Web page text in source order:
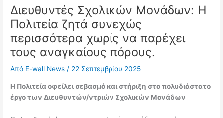
Διευθυντές Σχολικών Μονάδων: Η
Πολιτεία ζητά συνεχώς
περισσότερα χωρίς να παρέχει
τους αναγκαίους πόρους.
Από E-wall News / 22 Σεπτεμβρίου 2025
Η Πολιτεία οφείλει σεβασμό και στήριξη στο πολυδιάστατο
έργο των Διευθυντών/ντριών Σχολικών Μονάδων